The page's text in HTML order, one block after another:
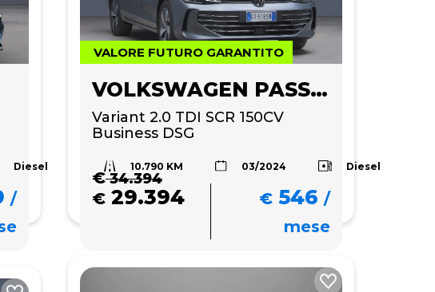
Diesel
/
VALORE FUTURO GARANTITO
VOLKSWAGEN PASSAT
Variant 2.0 TDI SCR 150CV
Business DSG
10.790 KM 03/2024 Diesel
€34.394
€ 29.394 € 546 /
mese